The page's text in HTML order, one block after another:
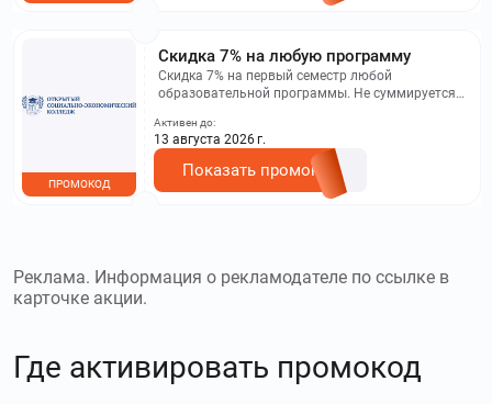
Скидка 7% на любую программу
Скидка 7% на первый семестр любой
образовательной программы. Не суммируется с
на сайте.
ПРОМОКОД
Активен до:
13 августа 2026 г.
Показать промокод
Реклама. Информация о рекламодателе по ссылке в
карточке акции.
Где активировать промокод